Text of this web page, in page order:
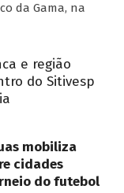
da Gama, na
e região
do Sitivesp
mobiliza
cidades
do futebol